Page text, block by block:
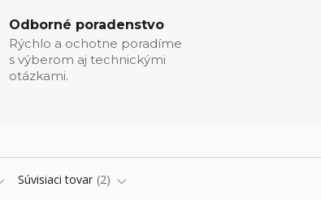
Odborné poradenstvo
Rýchlo a ochotne poradíme
s výberom aj technickými
otázkami.
Súvisiaci tovar 2